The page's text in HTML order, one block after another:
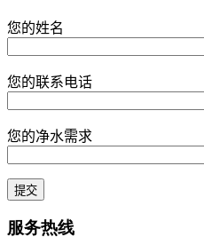
您的姓名
您的联系电话
您的净水需求
服务热线